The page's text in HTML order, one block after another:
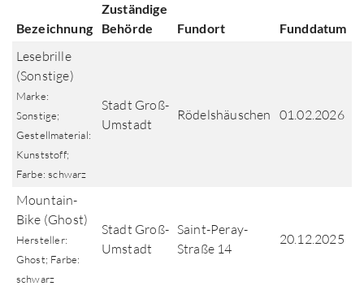
Bezeichnung
Zuständige
Behörde
Fundort Funddatum
Lesebrille
(Sonstige)
Marke:
Sonstige;
Gestellmaterial:
Kunststoff;
Farbe: schwarz
Stadt Groß-
Umstadt
Rödelshäuschen 01.02.2026
Mountain-
Bike (Ghost)
Hersteller:
Ghost; Farbe:
schwarz
Stadt Groß-
Umstadt
Saint-Peray-
Straße 14
20.12.2025